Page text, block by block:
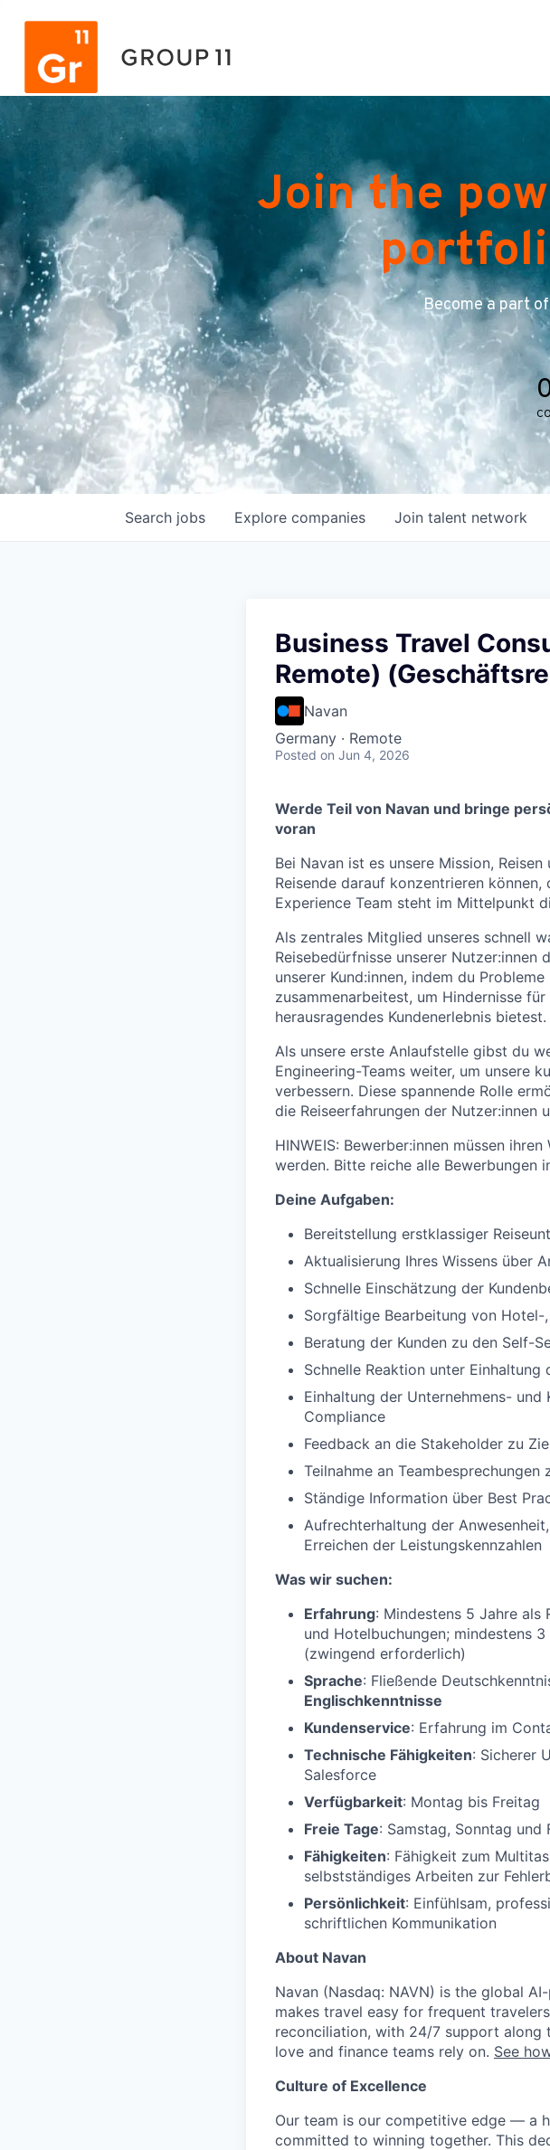
Join the
Become a part
Search jobs Explore companies Join talent network
Business Travel
Remote)
Navan
Germany · Remote
Posted on Jun 4, 2026
Werde Teil von Navan und bringe
voran
Bei Navan ist es unsere Mission,
Reisende darauf konzentrieren
Experience Team steht im Mittelpunkt
Als zentrales Mitglied unseres schnell
Reisebedürfnisse unserer
unserer Kund:innen, indem du
zusammenarbeitest, um Hindernisse
herausragendes Kundenerlebnis bietest.
Als unsere erste Anlaufstelle gibst du
Engineering-Teams weiter, um unsere
verbessern. Diese spannende Rolle
die Reiseerfahrungen der Nutzer:innen
HINWEIS: Bewerber:innen müssen
werden. Bitte reiche alle Bewerbungen
Deine Aufgaben:
Bereitstellung erstklassiger
Aktualisierung Ihres Wissens über
Schnelle Einschätzung der
Sorgfältige Bearbeitung von Hotel-
Beratung der Kunden zu den Self-
Schnelle Reaktion unter Einhaltung
Einhaltung der Unternehmens-
Compliance
Feedback an die Stakeholder zu
Teilnahme an
Ständige Information über Best
Aufrechterhaltung der
Erreichen der Leistungskennzahlen
Was wir suchen:
Erfahrung: Mindestens 5 Jahre als
und Hotelbuchungen; mindestens
(zwingend erforderlich)
Sprache: Fließende
Englischkenntnisse
Kundenservice: Erfahrung im
Technische Fähigkeiten: Sicherer
Salesforce
Verfügbarkeit: Montag bis Freitag
Freie Tage: Samstag, Sonntag und
Fähigkeiten: Fähigkeit zum
selbstständiges Arbeiten zur
Persönlichkeit: Einfühlsam,
schriftlichen Kommunikation
About Navan
Navan (Nasdaq: NAVN) is the global
makes travel easy for frequent
reconciliation, with 24/7 support along
love and finance teams rely on. See
Culture of Excellence
Our team is our competitive edge — a
committed to winning together. This